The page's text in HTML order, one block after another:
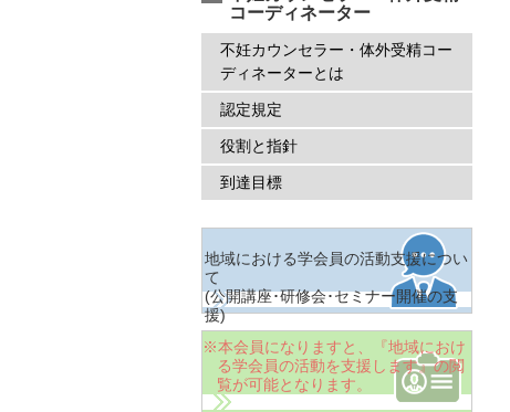
コーディネーター
不妊カウンセラー・体外受精コー
ディネーターとは
認定規定
役割と指針
到達目標
地域における学会員の活動支援につい
て
(公開講座･研修会･セミナー開催の支
援)
※本会員になりますと、『地域におけ
る学会員の活動を支援します』の閲
覧が可能となります。